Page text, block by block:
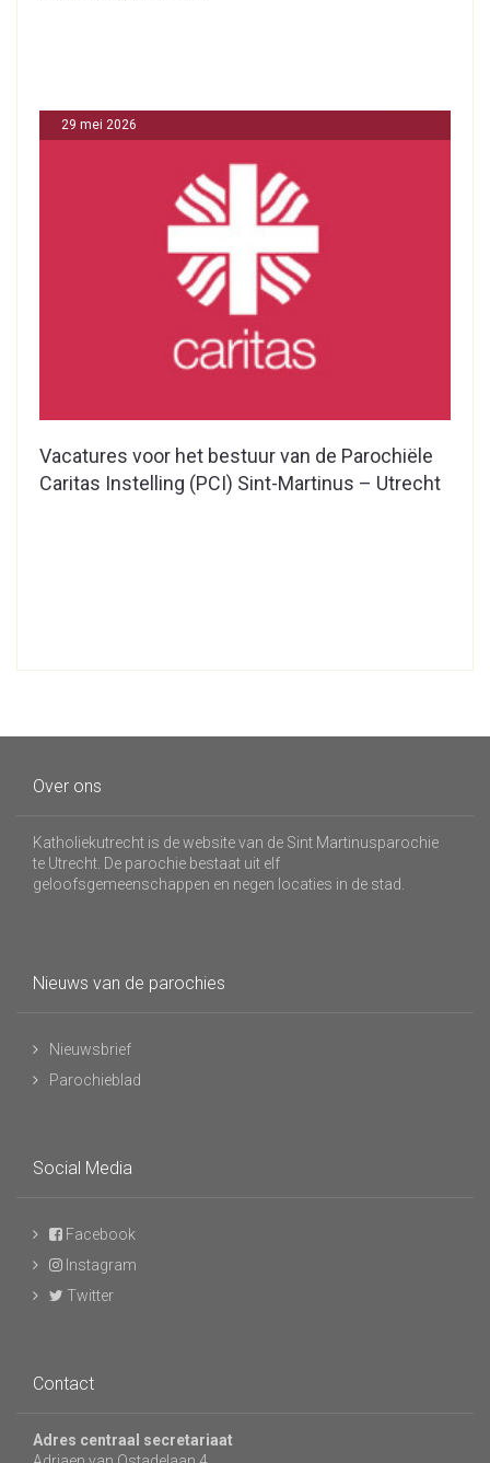
Vacatures voor het bestuur van de Parochiële
Caritas Instelling (PCI) Sint-Martinus – Utrecht
29 mei 2026
Over ons
Katholiekutrecht is de website van de Sint Martinusparochie
te Utrecht. De parochie bestaat uit elf
geloofsgemeenschappen en negen locaties in de stad.
Nieuws van de parochies
Nieuwsbrief
Parochieblad
Social Media
Facebook
Instagram
Twitter
Contact
Adres centraal secretariaat